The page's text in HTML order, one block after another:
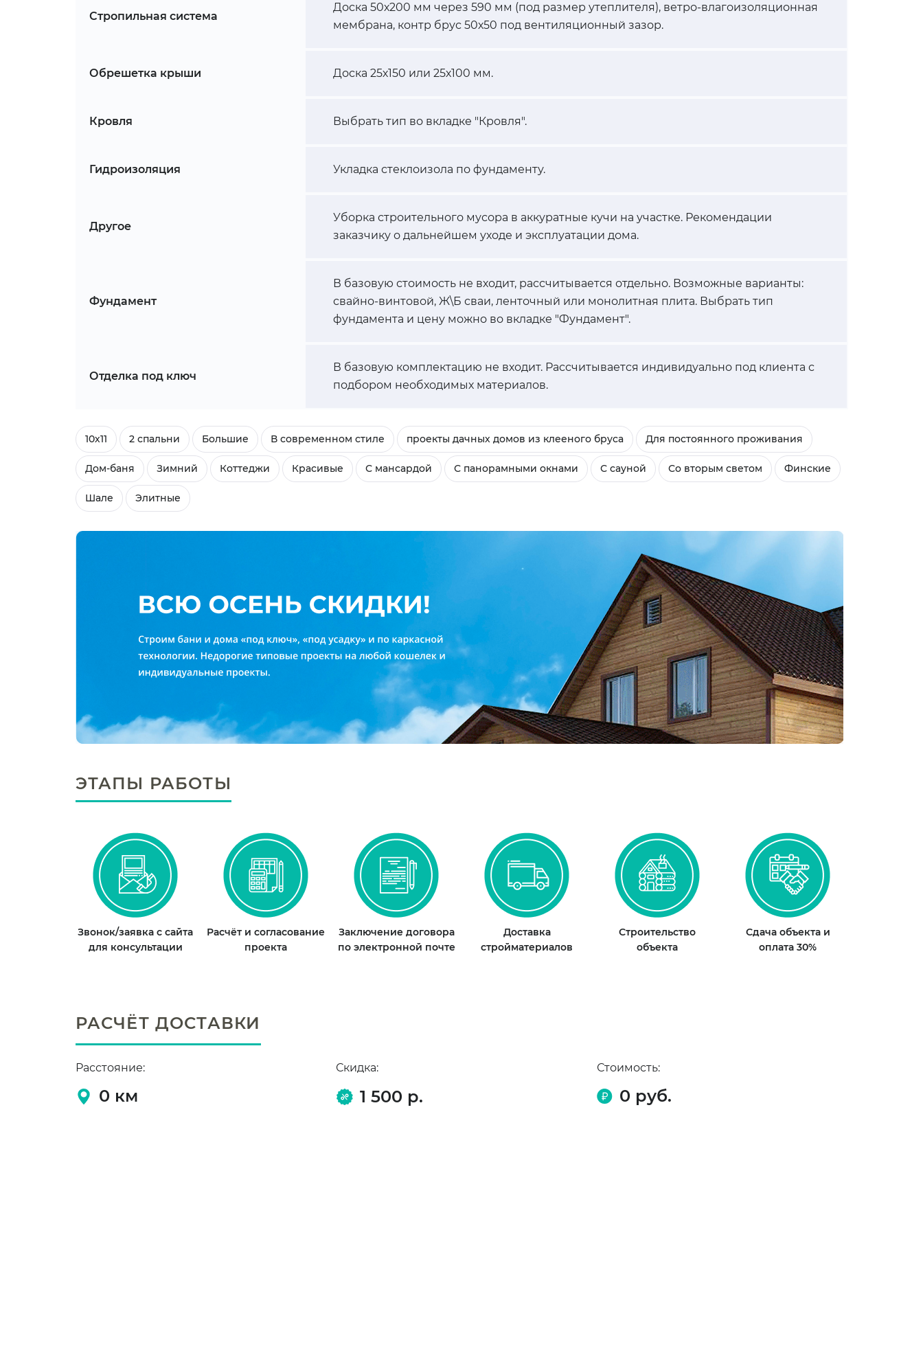
Стропильная система
Доска 50х200 мм через 590 мм (под размер утеплителя), ветро-влагоизоляционная
мембрана, контр брус 50х50 под вентиляционный зазор.
Обрешетка крыши Доска 25х150 или 25х100 мм.
Кровля Выбрать тип во вкладке "Кровля".
Гидроизоляция Укладка стеклоизола по фундаменту.
Другое
Уборка строительного мусора в аккуратные кучи на участке. Рекомендации
заказчику о дальнейшем уходе и эксплуатации дома.
Фундамент
В базовую стоимость не входит, рассчитывается отдельно. Возможные варианты:
свайно-винтовой, Ж\Б сваи, ленточный или монолитная плита. Выбрать тип
фундамента и цену можно во вкладке "Фундамент".
Отделка под ключ
В базовую комплектацию не входит. Рассчитывается индивидуально под клиента с
подбором необходимых материалов.
10х11 2 спальни Большие В современном стиле проекты дачных домов из клееного бруса Для постоянного проживания
Дом-баня Зимний Коттеджи Красивые С мансардой С панорамными окнами С сауной Со вторым светом Финские
Шале Элитные
ЭТАПЫ РАБОТЫ
Звонок/заявка с сайта
для консультации
Расчёт и согласование
проекта
Заключение договора
по электронной почте
Доставка
стройматериалов
Строительство
объекта
Сдача объекта и
оплата 30%
РАСЧЁТ ДОСТАВКИ
Расстояние:
0 км
Скидка:
1 500 р.
Стоимость:
0 руб.